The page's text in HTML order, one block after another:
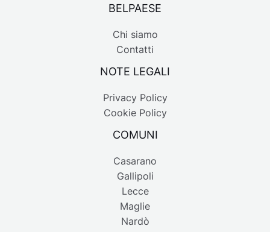
BELPAESE
Chi siamo
Contatti
NOTE LEGALI
Privacy Policy
Cookie Policy
COMUNI
Casarano
Gallipoli
Lecce
Maglie
Nardò